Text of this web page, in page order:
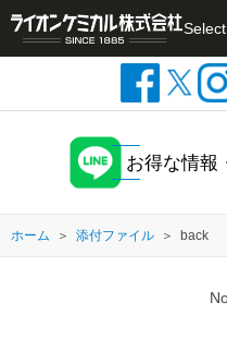
お得な情報
ホーム 添付ファイル back
検索